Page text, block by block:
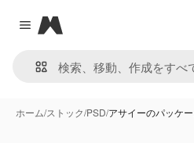
Close menu
Magnific
ホーム/ストック/PSD/アサイーのパッケ